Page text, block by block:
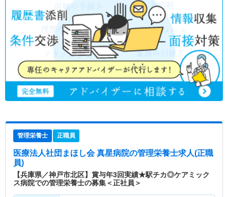
管理栄養士 正職員
医療法人社団まほし会 真星病院の管理栄養士求人(正職
員)
【兵庫県／神戸市北区】賞与年3回実績★駅チカ◎ケアミック
ス病院での管理栄養士の募集＜正社員＞